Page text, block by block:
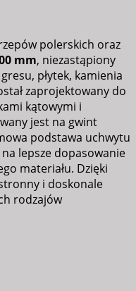
polerskich oraz
mm, niezastąpiony
płytek, kamienia
zaprojektowany do
kątowymi i
jest na gwint
podstawa uchwytu
lepsze dopasowanie
materiału. Dzięki
i doskonale
rodzajów